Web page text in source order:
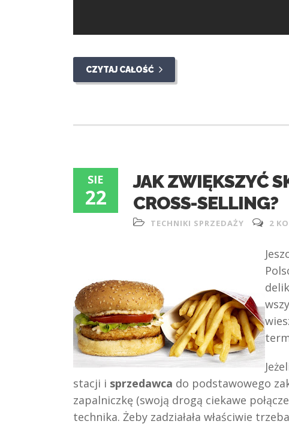
CZYTAJ CAŁOŚĆ
SIE
22
JAK ZWIĘKSZYĆ
CROSS-SELLING?
TECHNIKI SPRZEDAŻY 2
stacji i sprzedawca do podstawowego
zapalniczkę (swoją drogą ciekawe
technika. Żeby zadziałała właściwie